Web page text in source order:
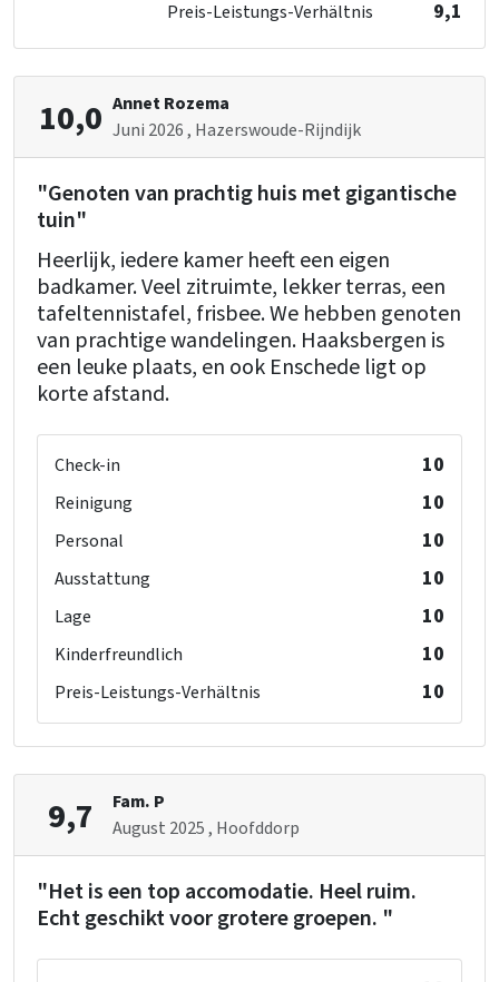
Schlafzimmer
Bett: 16
Schlafzimmer: 8
Kindereinrichtungen
Kinderstoel inbegrepen
Kinderbed inbegrepen
Kinderstuhl: 2
Laufstall: 1
Preis-Leistungs-Verhältnis 9,1
10,0 Annet Rozema
Juni 2026, Hazerswoude-Rijndijk
"Genoten van prachtig huis met gigantische
tuin"
Heerlijk, iedere kamer heeft een eigen
badkamer. Veel zitruimte, lekker terras, een
tafeltennistafel, frisbee. We hebben genoten
van prachtige wandelingen. Haaksbergen is
een leuke plaats, en ook Enschede ligt op
korte afstand.
Check-in 10
Reinigung 10
Personal 10
Ausstattung 10
Lage 10
Kinderfreundlich 10
Preis-Leistungs-Verhältnis 10
9,7
Fam. P
August 2025, Hoofddorp
"Het is een top accomodatie. Heel ruim.
Echt geschikt voor grotere groepen. "